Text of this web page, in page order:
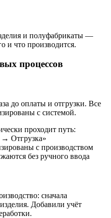
и полуфабрикаты —
и что производится.
процессов
до оплаты и отгрузки. Все
с системой.
проходит путь:
Отгрузка»
с производством
без ручного ввода
сначала
Добавили учёт